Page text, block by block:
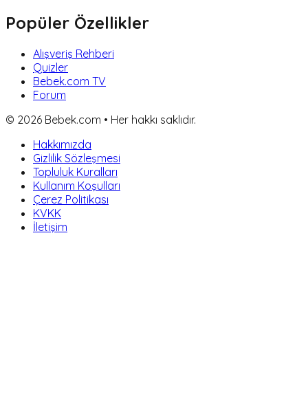
Popüler Özellikler
Alışveriş Rehberi
Quizler
Bebek.com TV
Forum
© 2026 Bebek.com • Her hakkı saklıdır.
Hakkımızda
Gizlilik Sözleşmesi
Topluluk Kuralları
Kullanım Koşulları
Çerez Politikası
KVKK
İletişim